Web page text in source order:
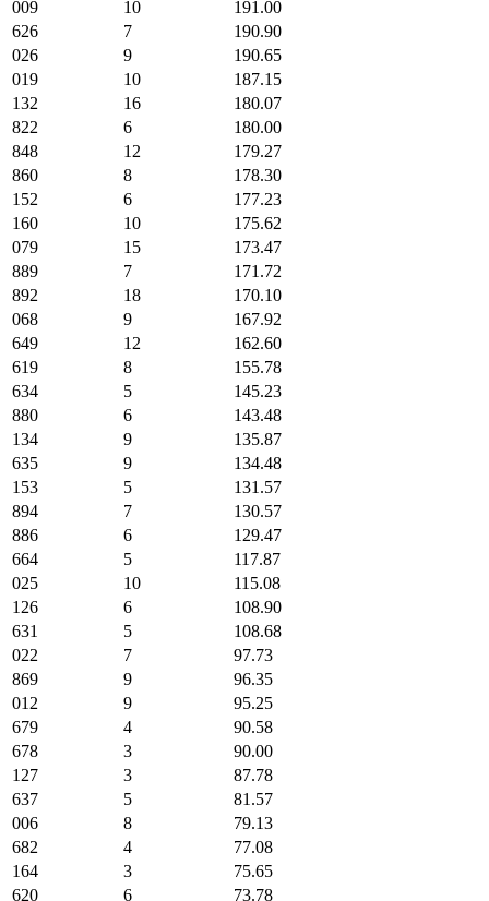
009
10
191.00
626
7
190.90
026
9
190.65
019
10
187.15
132
16
180.07
822
6
180.00
848
12
179.27
860
8
178.30
152
6
177.23
160
10
175.62
079
15
173.47
889
7
171.72
892
18
170.10
068
9
167.92
649
12
162.60
619
8
155.78
634
5
145.23
880
6
143.48
134
9
135.87
635
9
134.48
153
5
131.57
894
7
130.57
886
6
129.47
664
5
117.87
025
10
115.08
126
6
108.90
631
5
108.68
022
7
97.73
869
9
96.35
012
9
95.25
679
4
90.58
678
3
90.00
127
3
87.78
637
5
81.57
006
8
79.13
682
4
77.08
164
3
75.65
620
6
73.78